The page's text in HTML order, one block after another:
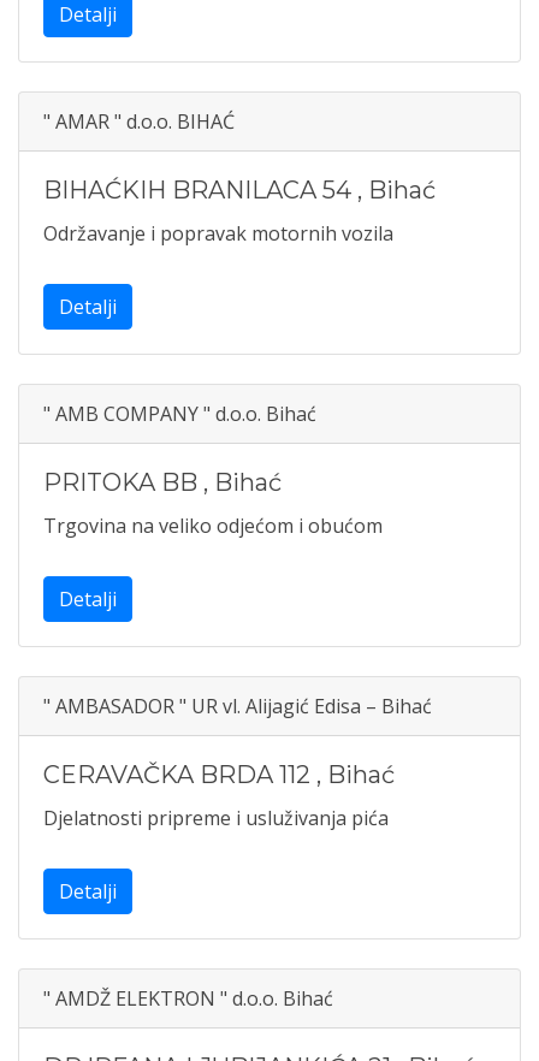
Detalji
" AMAR " d.o.o. BIHAĆ
BIHAĆKIH BRANILACA 54 , Bihać
Održavanje i popravak motornih vozila
Detalji
" AMB COMPANY " d.o.o. Bihać
PRITOKA BB , Bihać
Trgovina na veliko odjećom i obućom
Detalji
" AMBASADOR " UR vl. Alijagić Edisa – Bihać
CERAVAČKA BRDA 112 , Bihać
Djelatnosti pripreme i usluživanja pića
Detalji
" AMDŽ ELEKTRON " d.o.o. Bihać